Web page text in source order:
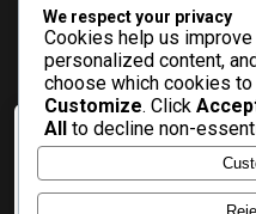
Veri politikasındaki amaçlarla
mevzuata uygun şekilde çerez
konumlandırmaktayız. Detaylar
politikamızı inceleyebilirsiniz.
Nöbetçi Eczaneler
Hava Durumu
Gazeteler
E-BÜLTEN ABONELİĞİ
We respect your privacy
Cookies help us
personalized content,
choose which cookies
Customize. Click
All to decline non-